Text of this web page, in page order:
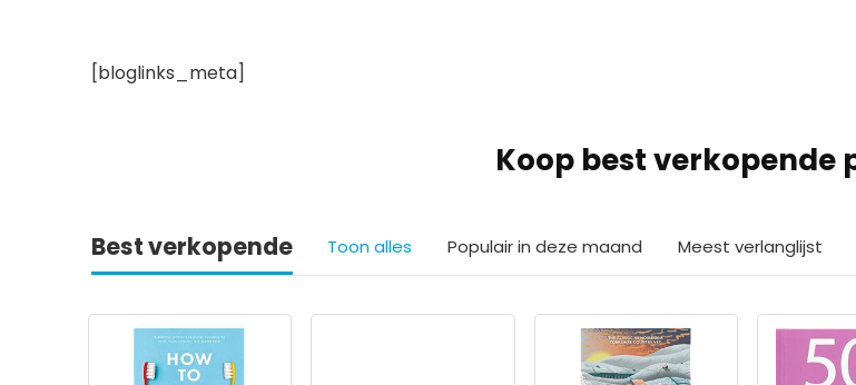
[bloglinks_meta]
Koop best verkopende
Best verkopende Toon alles Populair in deze maand Meest verlanglijst